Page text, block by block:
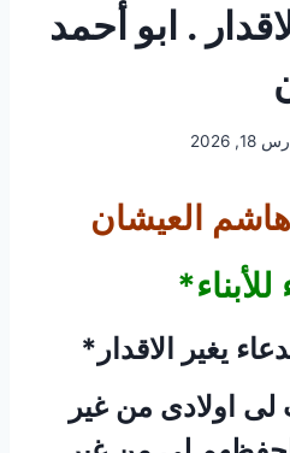
. ابو أحمد
18, 2026
العيشان
يغير الاقدار*
لى اولادى من غير